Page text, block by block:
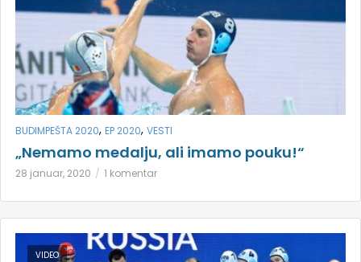
BUDIMPEŠTA 2020, EP 2020, VESTI
„Nemamo medalju, ali imamo pouku!“
28 januar, 2020 1 komentar
VIDEO